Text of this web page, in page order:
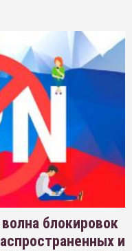
блокировок
и